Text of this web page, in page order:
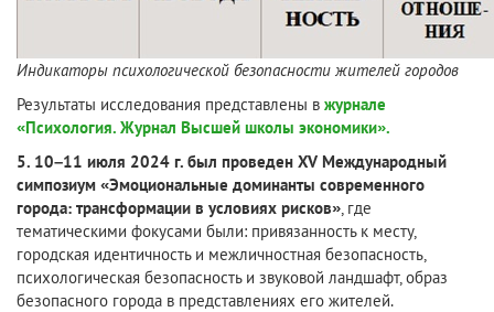
Индикаторы психологической безопасности жителей городов
Результаты исследования представлены в журнале
«Психология. Журнал Высшей школы экономики».
5. 10–11 июля 2024 г. был проведен XV Международный
симпозиум «Эмоциональные доминанты современного
города: трансформации в условиях рисков» , где
тематическими фокусами были: привязанность к месту,
городская идентичность и межличностная безопасность,
психологическая безопасность и звуковой ландшафт, образ
безопасного города в представлениях его жителей.